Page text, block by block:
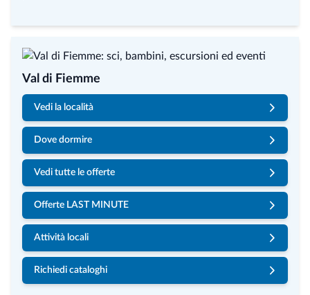
Val di Fiemme
Vedi la località
Dove dormire
Vedi tutte le offerte
Offerte LAST MINUTE
Attività locali
Richiedi cataloghi